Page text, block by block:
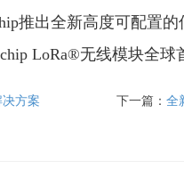
高度可配置的低功
无线模块全球首获
方案 下一篇：全